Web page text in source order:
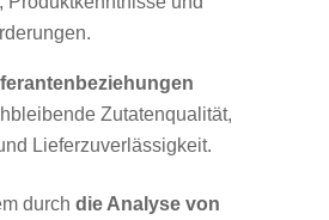
Zutatenqualität,
Lieferzuverlässigkeit.
durchdie Analyse von